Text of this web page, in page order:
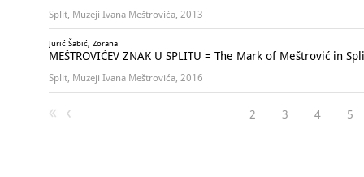
Split, Muzeji Ivana Meštrovića, 2013
Jurić Šabić, Zorana
MEŠTROVIĆEV ZNAK U SPLITU = The Mark of Meštrović in
Split, Muzeji Ivana Meštrovića, 2016
2 3 4 5